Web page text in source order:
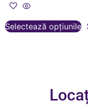
Selectează opțiunile